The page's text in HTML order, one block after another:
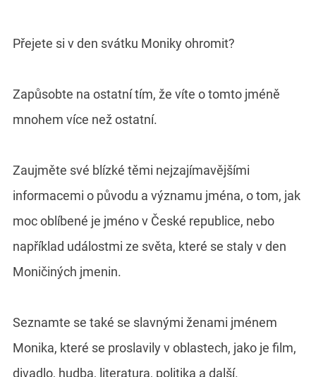
Přejete si v den svátku Moniky ohromit?
Zapůsobte na ostatní tím, že víte o tomto jméně
mnohem více než ostatní.
Zaujměte své blízké těmi nejzajímavějšími
informacemi o původu a významu jména, o tom, jak
moc oblíbené je jméno v České republice, nebo
například událostmi ze světa, které se staly v den
Moničiných jmenin.
Seznamte se také se slavnými ženami jménem
Monika, které se proslavily v oblastech, jako je film,
divadlo, hudba, literatura, politika a další.